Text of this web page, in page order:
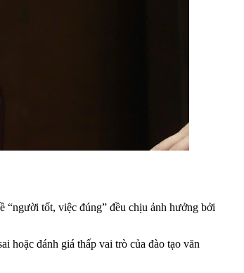
“người tốt, việc đúng” đều chịu ảnh hưởng bởi
hoặc đánh giá thấp vai trò của đào tạo văn